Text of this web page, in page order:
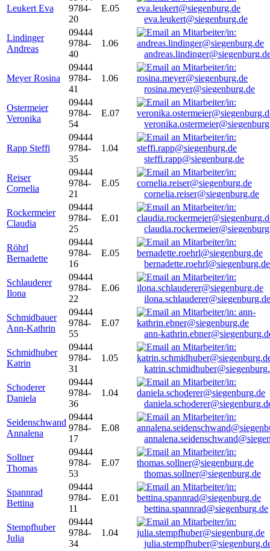
Leukert Eva
9784-
20
E.05
eva.leukert@siegenburg.de
Lindinger
Andreas
09444
9784-
40
1.06
Meyer Rosina
09444
9784-
41
1.06
rosina.meyer@siegenburg.de
Ostermeier
Veronika
09444
9784-
54
E.07
Rapp Steffi
09444
9784-
35
1.04
steffi.rapp@siegenburg.de
Reiser
Cornelia
09444
9784-
21
E.05
cornelia.reiser@siegenburg.de
Rockermeier
Claudia
09444
9784-
25
E.01
Röhrl
Bernadette
09444
9784-
16
E.05
bernadette.roehrl@siegenburg.de
Schlauderer
Ilona
09444
9784-
22
E.06
ilona.schlauderer@siegenburg.de
Schmidbauer
Ann-Kathrin
09444
9784-
55
E.07
ann-
Schmidhuber
Katrin
09444
9784-
31
1.05
Schoderer
Daniela
09444
9784-
36
1.04
Seidenschwand
Annalena
09444
9784-
17
E.08
Sollner
Thomas
09444
9784-
53
E.07
thomas.sollner@siegenburg.de
Spannrad
Bettina
09444
9784-
11
E.01
bettina.spannrad@siegenburg.de
Stempfhuber
Julia
09444
9784-
34
1.04